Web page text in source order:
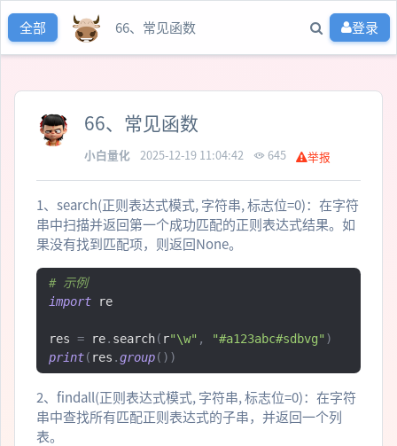
全部 66、常见函数 登录
66、常见函数
小白量化 2025-12-19 11:04:42 645 举报
1、search(正则表达式模式, 字符串, 标志位=0)：在字符
串中扫描并返回第一个成功匹配的正则表达式结果。如
果没有找到匹配项，则返回None。
# 示例
import re
res = re. search( r"\w" , "#a123abc#sdbvg" )
print( res .group())
2、findall(正则表达式模式, 字符串, 标志位=0)：在字符
串中查找所有匹配正则表达式的子串，并返回一个列
表。